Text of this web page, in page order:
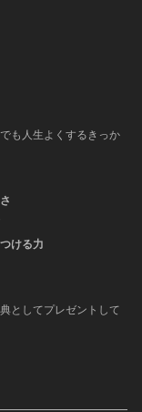
も人生よくするきっか
ける力
としてプレゼントして